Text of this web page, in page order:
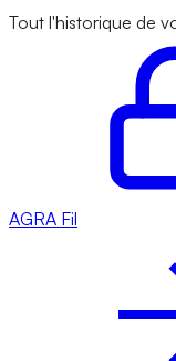
Tout l'historique de
AGRA Fil